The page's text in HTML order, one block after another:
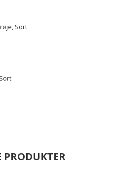
Sort
PRODUKTER